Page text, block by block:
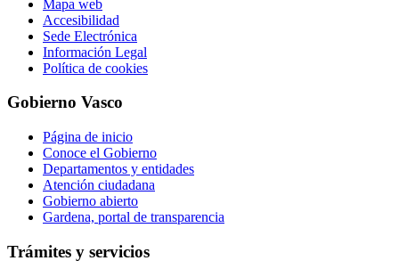
Mapa web
Accesibilidad
Sede Electrónica
Información Legal
Política de cookies
Gobierno Vasco
Página de inicio
Conoce el Gobierno
Departamentos y entidades
Atención ciudadana
Gobierno abierto
Gardena, portal de transparencia
Trámites y servicios